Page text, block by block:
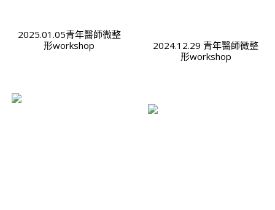
2025.01.05青年醫師微整
形workshop
2024.12.29 青年醫師微整
形workshop